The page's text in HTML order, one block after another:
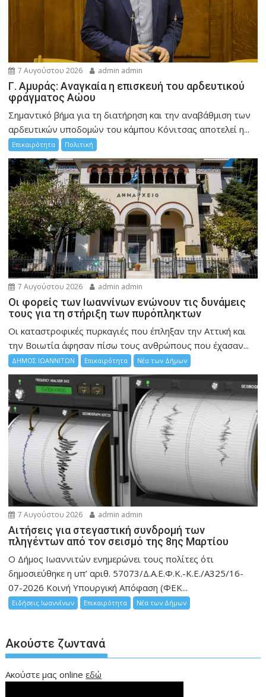
7 Αυγούστου 2026 admin admin
Γ. Αμυράς: Αναγκαία η επισκευή του αρδευτικού
φράγματος Αώου
Σημαντικό βήμα για τη διατήρηση και την αναβάθμιση των
αρδευτικών υποδομών του κάμπου Κόνιτσας αποτελεί η...
Επικαιρότητα Πολιτική
7 Αυγούστου 2026 admin admin
Οι φορείς των Ιωαννίνων ενώνουν τις δυνάμεις
τους για τη στήριξη των πυρόπληκτων
Οι καταστροφικές πυρκαγιές που έπληξαν την Αττική και
την Bοιωτία άφησαν πίσω τους ανθρώπους που έχασαν...
ΔΗΜΟΣ ΙΩΑΝΝΙΤΩΝ Επικαιρότητα Νέα των Δήμων
7 Αυγούστου 2026 admin admin
Αιτήσεις για στεγαστική συνδρομή των
πληγέντων από τον σεισμό της 8ης Μαρτίου
Ο Δήμος Ιωαννιτών ενημερώνει τους πολίτες ότι
δημοσιεύθηκε η υπ’ αριθ. 57073/Δ.Α.Ε.Φ.Κ.-Κ.Ε./Α325/16-
07-2026 Κοινή Υπουργική Απόφαση (ΦΕΚ...
Ειδήσεις Ιωαννίνων Επικαιρότητα Νέα των Δήμων
Ακούστε ζωντανά
Ακούστε μας onlineεδώ